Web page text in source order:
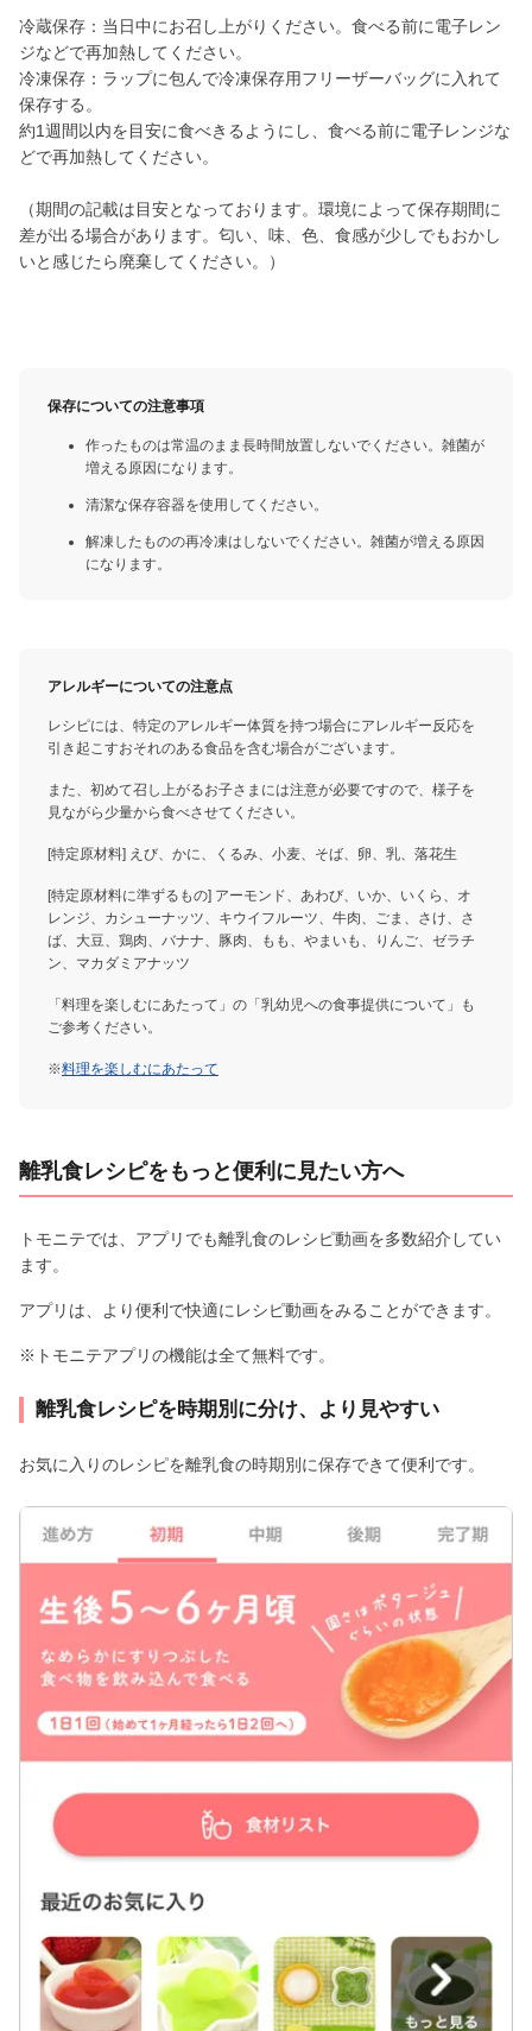
冷蔵保存：当日中にお召し上がりください。食べる前に電子レン
ジなどで再加熱してください。
冷凍保存：ラップに包んで冷凍保存用フリーザーバッグに入れて
保存する。
約1週間以内を目安に食べきるようにし、食べる前に電子レンジな
どで再加熱してください。
（期間の記載は目安となっております。環境によって保存期間に
差が出る場合があります。匂い、味、色、食感が少しでもおかし
いと感じたら廃棄してください。）
保存についての注意事項
作ったものは常温のまま長時間放置しないでください。雑菌が
増える原因になります。
清潔な保存容器を使用してください。
解凍したものの再冷凍はしないでください。雑菌が増える原因
になります。
アレルギーについての注意点
レシピには、特定のアレルギー体質を持つ場合にアレルギー反応を
引き起こすおそれのある食品を含む場合がございます。
また、初めて召し上がるお子さまには注意が必要ですので、様子を
見ながら少量から食べさせてください。
[特定原材料] えび、かに、くるみ、小麦、そば、卵、乳、落花生
[特定原材料に準ずるもの] アーモンド、あわび、いか、いくら、オ
レンジ、カシューナッツ、キウイフルーツ、牛肉、ごま、さけ、さ
ば、大豆、鶏肉、バナナ、豚肉、もも、やまいも、りんご、ゼラチ
ン、マカダミアナッツ
「料理を楽しむにあたって」の「乳幼児への食事提供について」も
ご参考ください。
※料理を楽しむにあたって
離乳食レシピをもっと便利に見たい方へ
トモニテでは、アプリでも離乳食のレシピ動画を多数紹介してい
ます。
アプリは、より便利で快適にレシピ動画をみることができます。
※トモニテアプリの機能は全て無料です。
離乳食レシピを時期別に分け、より見やすい
お気に入りのレシピを離乳食の時期別に保存できて便利です。